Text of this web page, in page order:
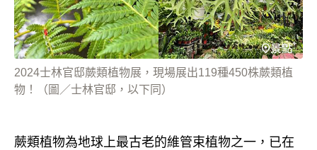
2024士林官邸蕨類植物展，現場展出119種450株蕨類植
物！（圖／士林官邸，以下同）
蕨類植物為地球上最古老的維管束植物之一，已在